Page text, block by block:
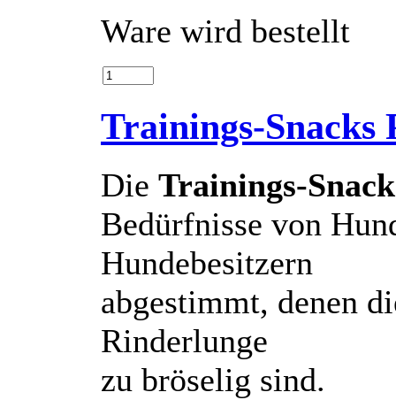
Ware wird bestellt
Trainings-Snacks
Die Trainings-
Bedürfnisse von
Hundebesitzern
abgestimmt, denen
Rinderlunge
zu bröselig sind.